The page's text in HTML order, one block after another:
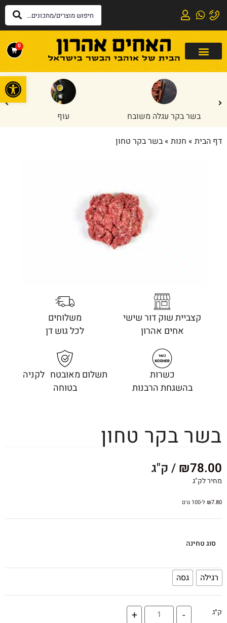
0
בשר בקר עגלה משובח עוף
דף הבית » חנות »בשר בקר טחון
בשר בקר טחון
₪78.00 / ק"ג
מחיר לק"ג
₪7.80 ל-100 גרם
סוג טחינה
רגילה גסה
ק״ג -
+
קצביית שוק דור שישי
אחים אהרון
משלוחים
לכל גוש דן
כשרות
בהשגחת הרבנות
תשלום מאובטח לקניה
בטוחה